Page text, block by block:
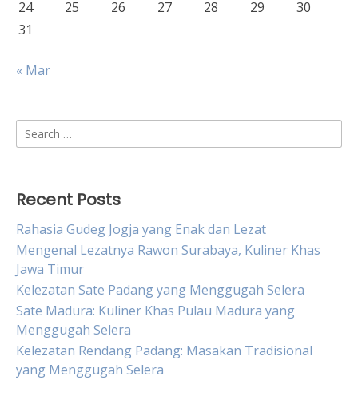
24
25 26 27 28 29
30
31
« Mar
Search
for:
Recent Posts
Rahasia Gudeg Jogja yang Enak dan Lezat
Mengenal Lezatnya Rawon Surabaya, Kuliner Khas
Jawa Timur
Kelezatan Sate Padang yang Menggugah Selera
Sate Madura: Kuliner Khas Pulau Madura yang
Menggugah Selera
Kelezatan Rendang Padang: Masakan Tradisional
yang Menggugah Selera